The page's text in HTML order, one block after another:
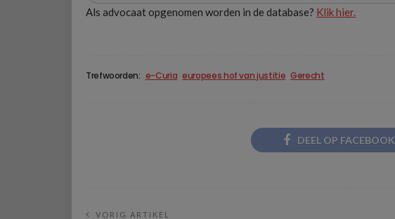
Als advocaat opgenomen worden in de database? Klik hier.
Trefwoorden: e-Curia europees hof van justitie Gerecht
DEEL OP FACEBOOK
VORIG ARTIKEL